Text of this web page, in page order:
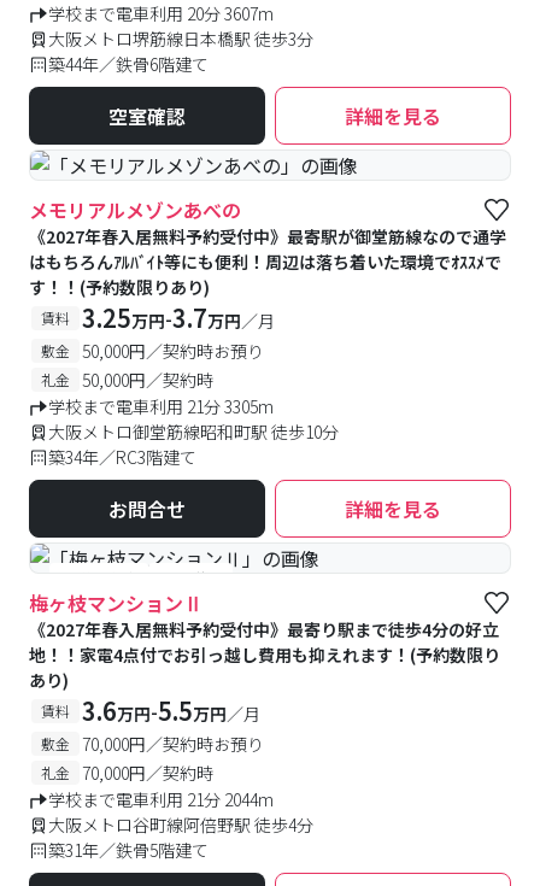
学校まで電車利用 20分 3607m
大阪メトロ堺筋線日本橋駅 徒歩3分
築44年／鉄骨6階建て
空室確認 詳細を見る
メモリアルメゾンあべの
《2027年春入居無料予約受付中》最寄駅が御堂筋線なので通学
はもちろんｱﾙﾊﾞｲﾄ等にも便利！周辺は落ち着いた環境でｵｽｽﾒで
す！！(予約数限りあり)
賃料 3.25万円-3.7万円／月
敷金 50,000円／契約時お預り
礼金
50,000円／契約時
学校まで電車利用 21分 3305m
大阪メトロ御堂筋線昭和町駅 徒歩10分
築34年／RC3階建て
お問合せ 詳細を見る
#予約受付中 #空室待ち
梅ヶ枝マンションⅡ
《2027年春入居無料予約受付中》最寄り駅まで徒歩4分の好立
地！！家電4点付でお引っ越し費用も抑えれます！(予約数限り
あり)
賃料 3.6万円-5.5万円／月
敷金 70,000円／契約時お預り
礼金
70,000円／契約時
学校まで電車利用 21分 2044m
大阪メトロ谷町線阿倍野駅 徒歩4分
築31年／鉄骨5階建て